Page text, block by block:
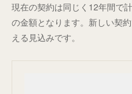
現在の契約は同じく12年間で
の金額となります。新しい契
える見込みです。